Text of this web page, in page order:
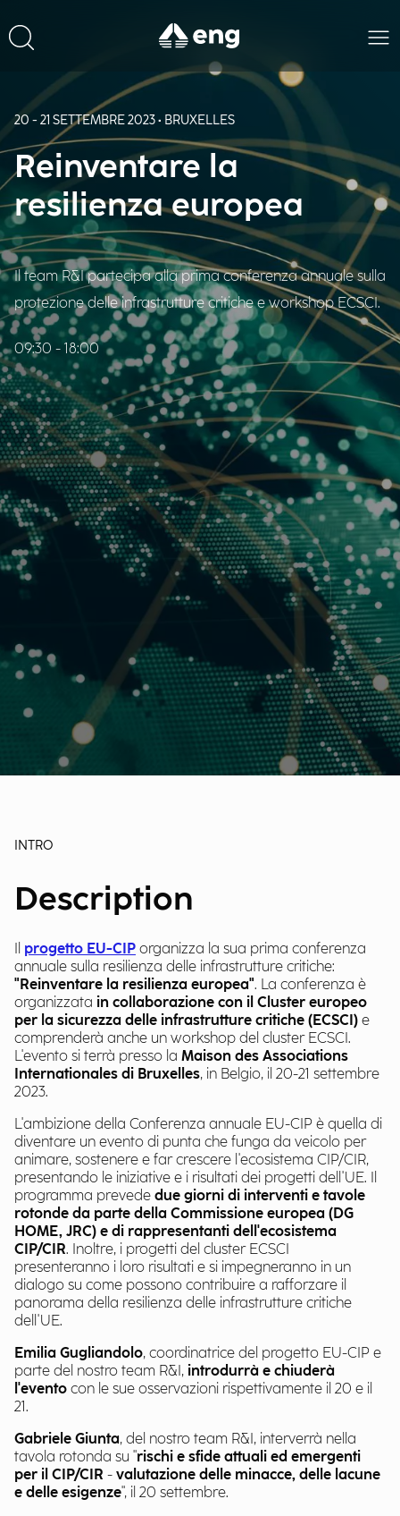
20 - 21 SETTEMBRE 2023 • BRUXELLES
Reinventare la
resilienza europea
Il team R&I partecipa alla prima conferenza annuale sulla
protezione delle infrastrutture critiche e workshop ECSCI.
09:30 - 18:00
INTRO
Description
Il progetto EU-CIP organizza la sua prima conferenza
annuale sulla resilienza delle infrastrutture critiche:
"Reinventare la resilienza europea". La conferenza è
organizzata in collaborazione con il Cluster europeo
per la sicurezza delle infrastrutture critiche (ECSCI) e
comprenderà anche un workshop del cluster ECSCI.
L'evento si terrà presso la Maison des Associations
Internationales di Bruxelles, in Belgio, il 20-21 settembre
2023.
L'ambizione della Conferenza annuale EU-CIP è quella di
diventare un evento di punta che funga da veicolo per
animare, sostenere e far crescere l'ecosistema CIP/CIR,
presentando le iniziative e i risultati dei progetti dell'UE. Il
programma prevede due giorni di interventi e tavole
rotonde da parte della Commissione europea (DG
HOME, JRC) e di rappresentanti dell'ecosistema
CIP/CIR. Inoltre, i progetti del cluster ECSCI
presenteranno i loro risultati e si impegneranno in un
dialogo su come possono contribuire a rafforzare il
panorama della resilienza delle infrastrutture critiche
dell'UE.
Emilia Gugliandolo, coordinatrice del progetto EU-CIP e
parte del nostro team R&I, introdurrà e chiuderà
l'evento con le sue osservazioni rispettivamente il 20 e il
21.
Gabriele Giunta, del nostro team R&I, interverrà nella
tavola rotonda su "rischi e sfide attuali ed emergenti
per il CIP/CIR - valutazione delle minacce, delle lacune
e delle esigenze", il 20 settembre.